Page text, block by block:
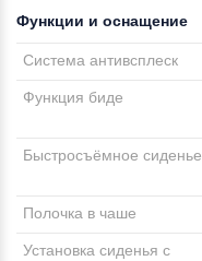
Функции и оснащение
Система антивсплеск
Функция биде
Быстросъёмное сиденье
Полочка в чаше
Установка сиденья с